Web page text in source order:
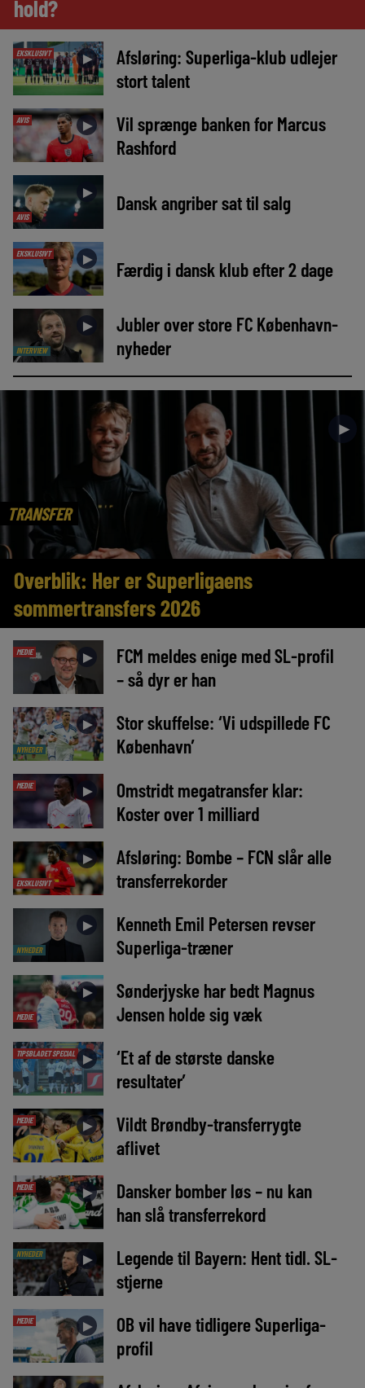
hold?
EKSKLUSIVT ►
Afsløring: Superliga-klub udlejer
stort talent
AVIS ►
Vil sprænge banken for Marcus
Rashford
AVIS
► Dansk angriber sat til salg
EKSKLUSIVT ► Færdig i dansk klub efter 2 dage
INTERVIEW
►
Jubler over store FC København-
nyheder
TRANSFER
►
Overblik: Her er Superligaens
sommertransfers 2026
MEDIE ►
FCM meldes enige med SL-profil
– så dyr er han
NYHEDER
►
Stor skuffelse: ‘Vi udspillede FC
København’
MEDIE ►
Omstridt megatransfer klar:
Koster over 1 milliard
EKSKLUSIVT
►
Afsløring: Bombe – FCN slår alle
transferrekorder
NYHEDER
►
Kenneth Emil Petersen revser
Superliga-træner
MEDIE
►
Sønderjyske har bedt Magnus
Jensen holde sig væk
TIPSBLADET SPECIAL ►
‘Et af de største danske
resultater’
MEDIE ►
Vildt Brøndby-transferrygte
aflivet
MEDIE ►
Dansker bomber løs – nu kan
han slå transferrekord
NYHEDER ►
Legende til Bayern: Hent tidl. SL-
stjerne
MEDIE ►
OB vil have tidligere Superliga-
profil